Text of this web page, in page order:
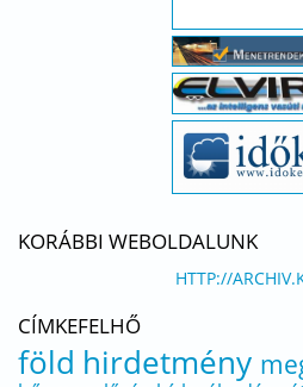
KORÁBBI WEBOLDALUNK
HTTP://
CÍMKEFELHŐ
föld hirdetmény